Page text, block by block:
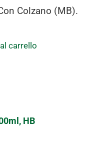
Colzano (MB).
carrello
HB